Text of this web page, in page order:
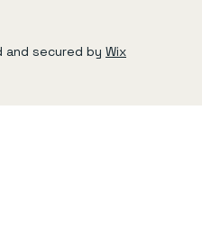
and secured by Wix